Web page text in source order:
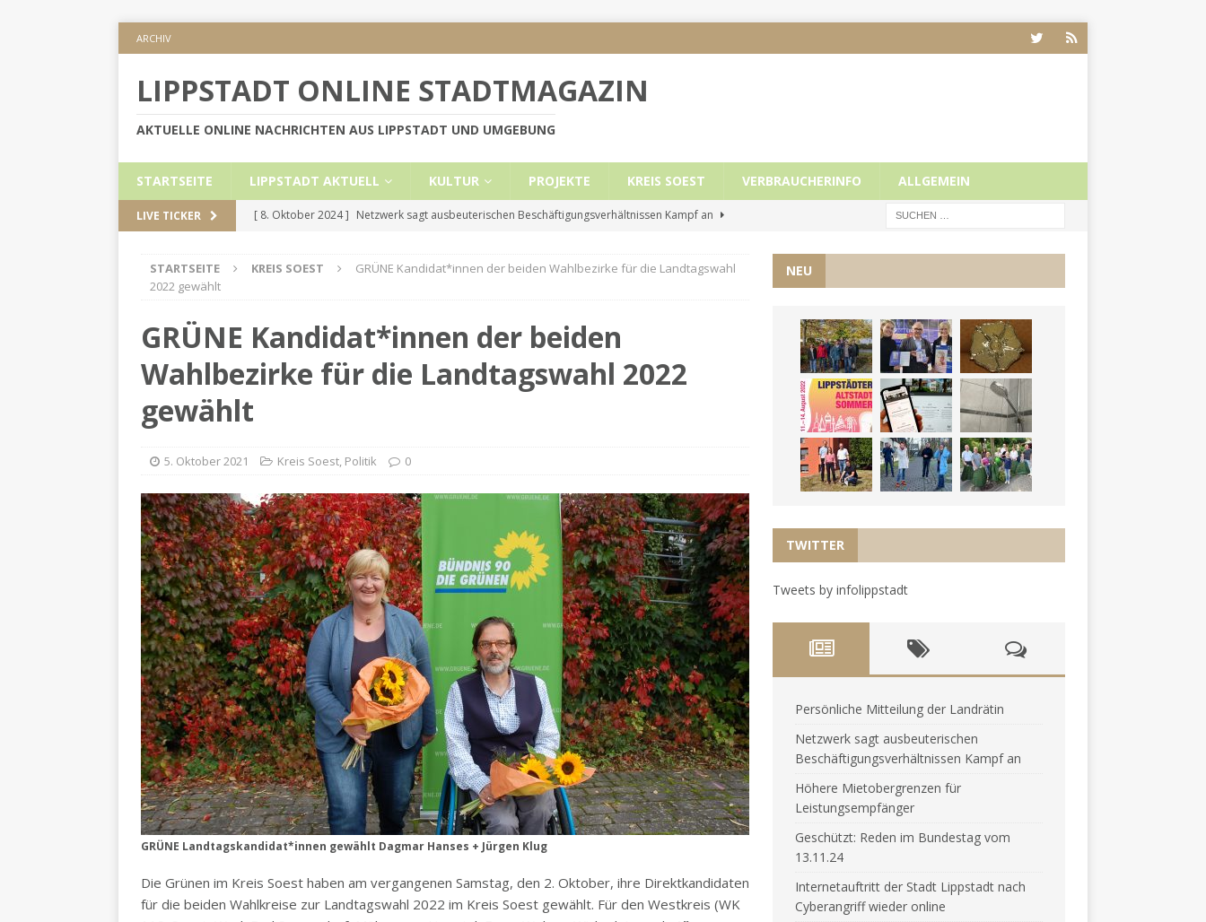
ARCHIV
LIPPSTADT ONLINE STADTMAGAZIN
AKTUELLE ONLINE NACHRICHTEN AUS LIPPSTADT UND UMGEBUNG
STARTSEITE LIPPSTADT AKTUELL KULTUR PROJEKTE KREIS SOEST VERBRAUCHERINFO ALLGEMEIN
LIVE TICKER [ 8. Oktober 2024 ] Netzwerk sagt ausbeuterischen Beschäftigungsverhältnissen Kampf an
[ 5. September 2024 ] Höhere Mietobergrenzen für Leistungsempfänger
KREIS SOEST
[ 30. Mai 2024 ] Internetauftritt der Stadt Lippstadt nach Cyberangriff wieder online
LIPPSTADT AKTUELL
STARTSEITE KREIS SOEST
GRÜNE Kandidat*innen der beiden Wahlbezirke für die Landtagswahl
2022 gewählt
GRÜNE Kandidat*innen der beiden
Wahlbezirke für die Landtagswahl 2022
gewählt
5. Oktober 2021 Kreis Soest, Politik 0
GRÜNE Landtagskandidat*innen gewählt Dagmar Hanses + Jürgen Klug
Die Grünen im Kreis Soest haben am vergangenen Samstag, den 2. Oktober, ihre Direktkandidaten
für die beiden Wahlkreise zur Landtagswahl 2022 im Kreis Soest gewählt. Für den Westkreis (WK
NEU
TWITTER
Tweets by infolippstadt
Persönliche Mitteilung der Landrätin
Netzwerk sagt ausbeuterischen
Beschäftigungsverhältnissen Kampf an
Höhere Mietobergrenzen für
Leistungsempfänger
Geschützt: Reden im Bundestag vom
13.11.24
Internetauftritt der Stadt Lippstadt nach
Cyberangriff wieder online